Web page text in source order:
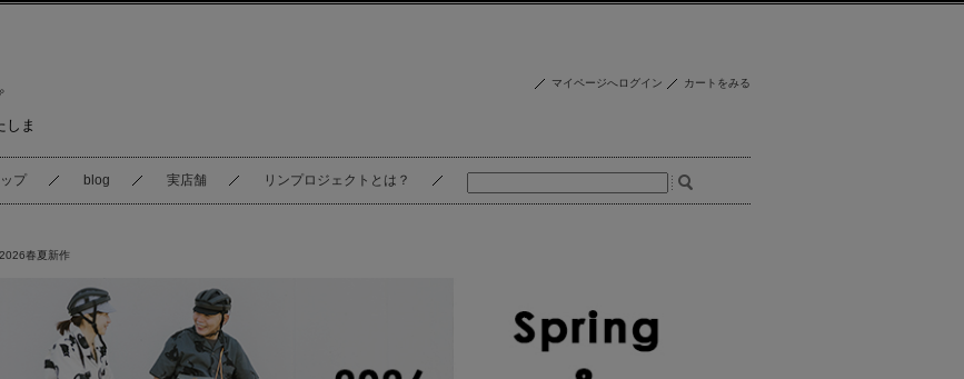
しま
マイページへログイン カートをみる
プ blog 実店舗 リンプロジェクトとは？
2026春夏新作